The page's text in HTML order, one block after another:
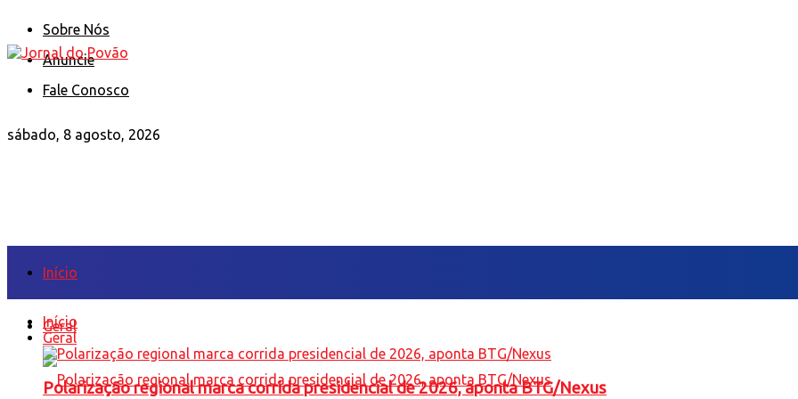
Sobre Nós
Anuncie
Fale Conosco
sábado, 8 agosto, 2026
Início
Geral
Início
Geral
Polarização regional marca corrida presidencial de 2026, aponta BTG/Nexus